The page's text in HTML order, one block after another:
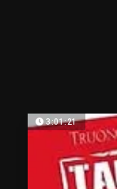
3:01:21